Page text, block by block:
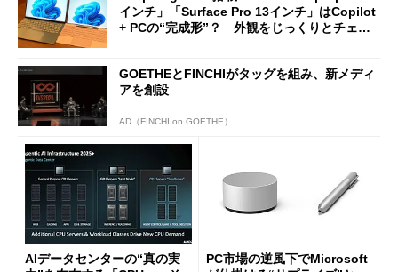
インチ」「Surface Pro 13インチ」はCopilot
+ PCの“完成形”？ 外観をじっくりとチェッ
GOETHEとFINCHIがタッグを組み、新メディ
アを創設
AD（FINCHI on GOETHE）
AIデータセンターの“真の実
PC市場の逆風下でMicrosoft